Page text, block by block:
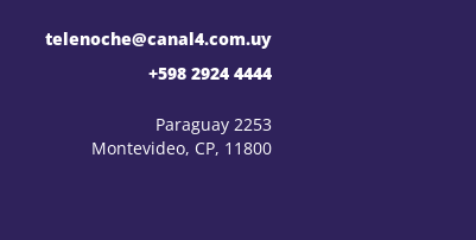
telenoche@canal4.com.uy
+598 2924 4444
Paraguay 2253
Montevideo, CP, 11800